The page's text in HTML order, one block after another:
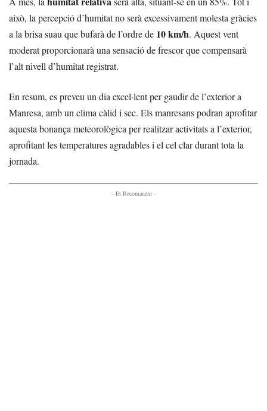
això, la percepció d’humitat no serà excessivament molesta gràcies
a la brisa suau que bufarà de l’ordre de 10 km/h. Aquest vent
moderat proporcionarà una sensació de frescor que compensarà
l’alt nivell d’humitat registrat.
En resum, es preveu un dia excel·lent per gaudir de l’exterior a
Manresa, amb un clima càlid i sec. Els manresans podran aprofitar
aquesta bonança meteorològica per realitzar activitats a l’exterior,
aprofitant les temperatures agradables i el cel clar durant tota la
jornada.
- Et Recomanem -